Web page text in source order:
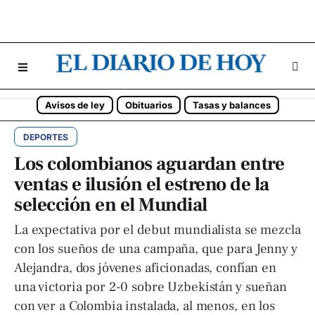
Avisos de ley Obituarios Tasas y balances
DEPORTES
Los colombianos aguardan entre
ventas e ilusión el estreno de la
selección en el Mundial
La expectativa por el debut mundialista se mezcla
con los sueños de una campaña, que para Jenny y
Alejandra, dos jóvenes aficionadas, confían en
una victoria por 2-0 sobre Uzbekistán y sueñan
con ver a Colombia instalada, al menos, en los